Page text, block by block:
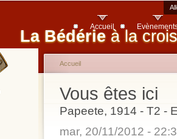
La Bédérie à la
Accueil
Vous êtes ici
Accueil
Papeete, 1914 - T2 -
mar, 20/11/2012 -